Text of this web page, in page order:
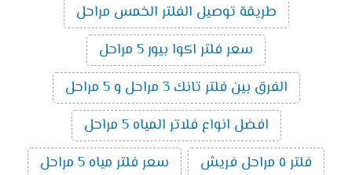
طريقة توصيل الفلتر الخمس مراحل
سعر فلتر اكوا بيور 5 مراحل
الفرق بين فلتر تانك 3 مراحل و 5 مراحل
افضل انواع فلاتر المياه 5 مراحل
فلتر ٥ مراحل فريش
سعر فلتر مياه 5 مراحل